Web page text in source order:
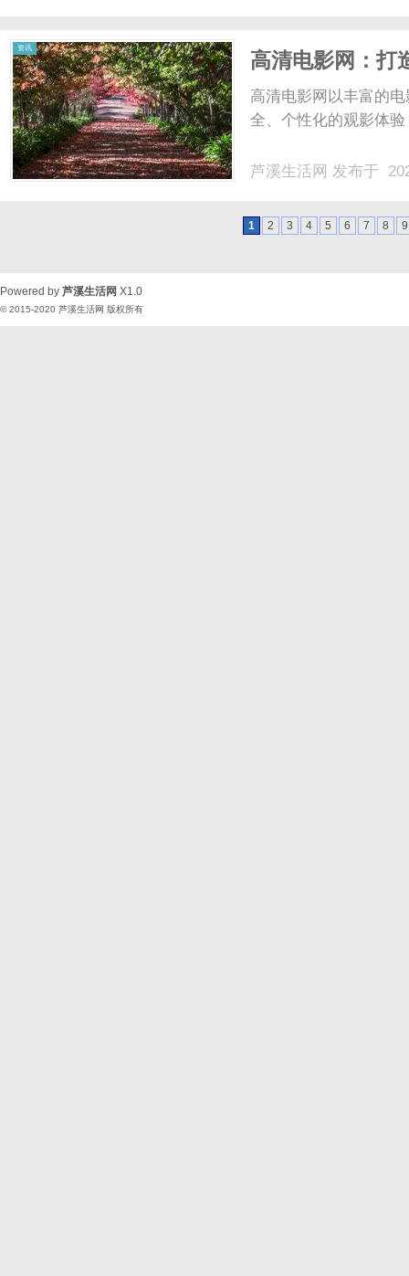
资讯
高清电影网：打
高清电影网以丰富的
全、个性化的观影体
芦溪生活网 发布于
1 2 3 4 5 6 7 8 9
Powered by 芦溪生活网 X1.0
© 2015-2020 芦溪生活网 版权所有